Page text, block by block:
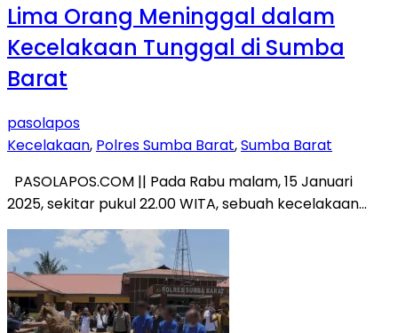
Lima Orang Meninggal dalam
Kecelakaan Tunggal di Sumba
Barat
pasolapos
Kecelakaan, Polres Sumba Barat,Sumba Barat
PASOLAPOS.COM || Pada Rabu malam, 15 Januari
2025, sekitar pukul 22.00 WITA, sebuah kecelakaan…